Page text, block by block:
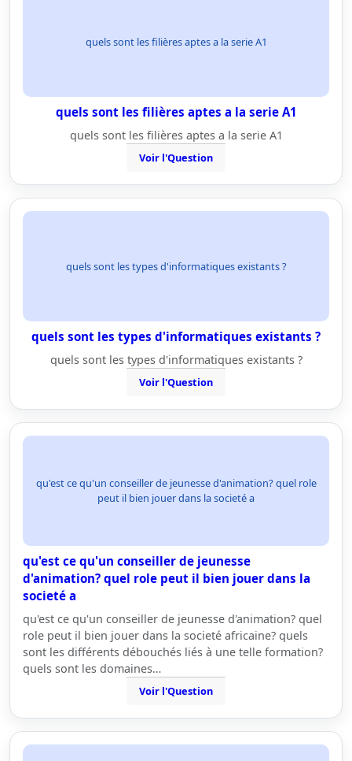
quels sont les filières aptes a la serie A1
quels sont les filières aptes a la serie A1
quels sont les filières aptes a la serie A1
Voir l'Question
quels sont les types d'informatiques existants ?
quels sont les types d'informatiques existants ?
quels sont les types d'informatiques existants ?
Voir l'Question
qu'est ce qu'un conseiller de jeunesse d'animation? quel role
peut il bien jouer dans la societé a
qu'est ce qu'un conseiller de jeunesse
d'animation? quel role peut il bien jouer dans la
societé a
qu'est ce qu'un conseiller de jeunesse d'animation? quel
role peut il bien jouer dans la societé africaine? quels
sont les différents débouchés liés à une telle formation?
quels sont les domaines…
Voir l'Question